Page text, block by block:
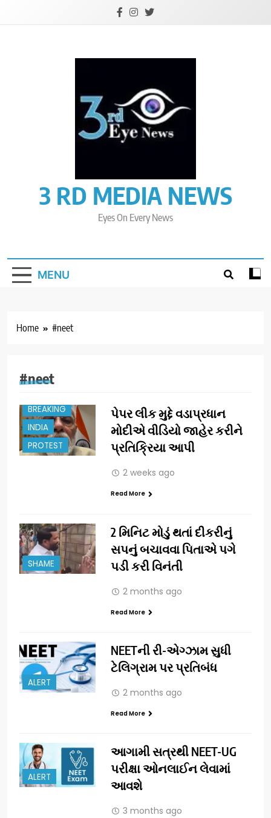
3 RD MEDIA NEWS
Eyes On Every News
MENU
Home #neet
#neet
BREAKING
INDIA
PROTEST
પેપર લીક મુદ્દે વડાપ્રધાન
મોદીએ વીડિયો જાહેર કરીને
પ્રતિક્રિયા આપી
2 weeks ago
Read More
SHAME
2 મિનિટ મોડું થતાં દીકરીનું
સપનું બચાવવા પિતાએ પગે
પડી કરી વિનંતી
2 months ago
Read More
ALERT
NEETની રી-એગ્ઝામ સુધી
ટેલિગ્રામ પર પ્રતિબંધ
2 months ago
Read More
ALERT
આગામી સત્રથી NEET-UG
પરીક્ષા ઓનલાઈન લેવામાં
આવશે
3 months ago